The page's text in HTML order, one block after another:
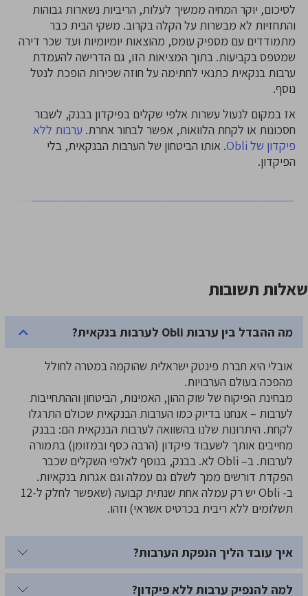
לסיכום, יוקר המחיה ממשיך לעלות, הריביות נשארות גבוהות
והתחזיות לא מבשרות על הקלה בקרוב. משקי הבית כבר
מתמודדים עם מספיק עומס, מהוצאות יומיומיות ועד שכר דירה
שמטפס בקביעות. בתוך המציאות הזו, גם הדרישה להעמדת
ערבות בנקאית כתנאי לחתימה על חוזה שכירות הופכת לנטל
נוסף.
אז במקום לנעול עשרות אלפי שקלים בפיקדון בבנק, לשבור
חסכונות או לקחת הלוואות, אפשר לבחור אחרת. ערבות ללא
פיקדון של Obli
. אותו הביטחון של הערבות הבנקאית, בלי
הפיקדון.
שאלות תשובות
מה ההבדל בין ערבות Obli לערבות בנקאית?
אובלי היא חברת פינטק ישראלית שהוקמה במטרה לחולל
מהפכה בעולם הערבויות.
מבחינת הפיקוח של שוק ההון, האמינות, הביטחון וההתחייבות
לערבות – אנחנו בדיוק כמו הערבות הבנקאית שכולם התרגלו
לקחת. היתרונות שלנו בהשוואה לערבות הבנקאית הם: בבנק
מחייבים אותך לשעבוד פיקדון (הרבה כסף ובמזומן) בתמורה
לערבות. ב– Obli לא. בבנק, בנוסף לאלפי השקלים שכבר
הפקדת דורשים ממך לשלם גם עמלה וגם אגרות בנקאיות.
ב- Obli יש רק עמלה אחת שנתית קבועה (שאפשר לחלק ל-12
תשלומים ללא ריבית בכרטיס אשראי) וזהו.
איך עובד הליך הנפקת הערבות?
למה להנפיק ערבות ללא פיקדון?